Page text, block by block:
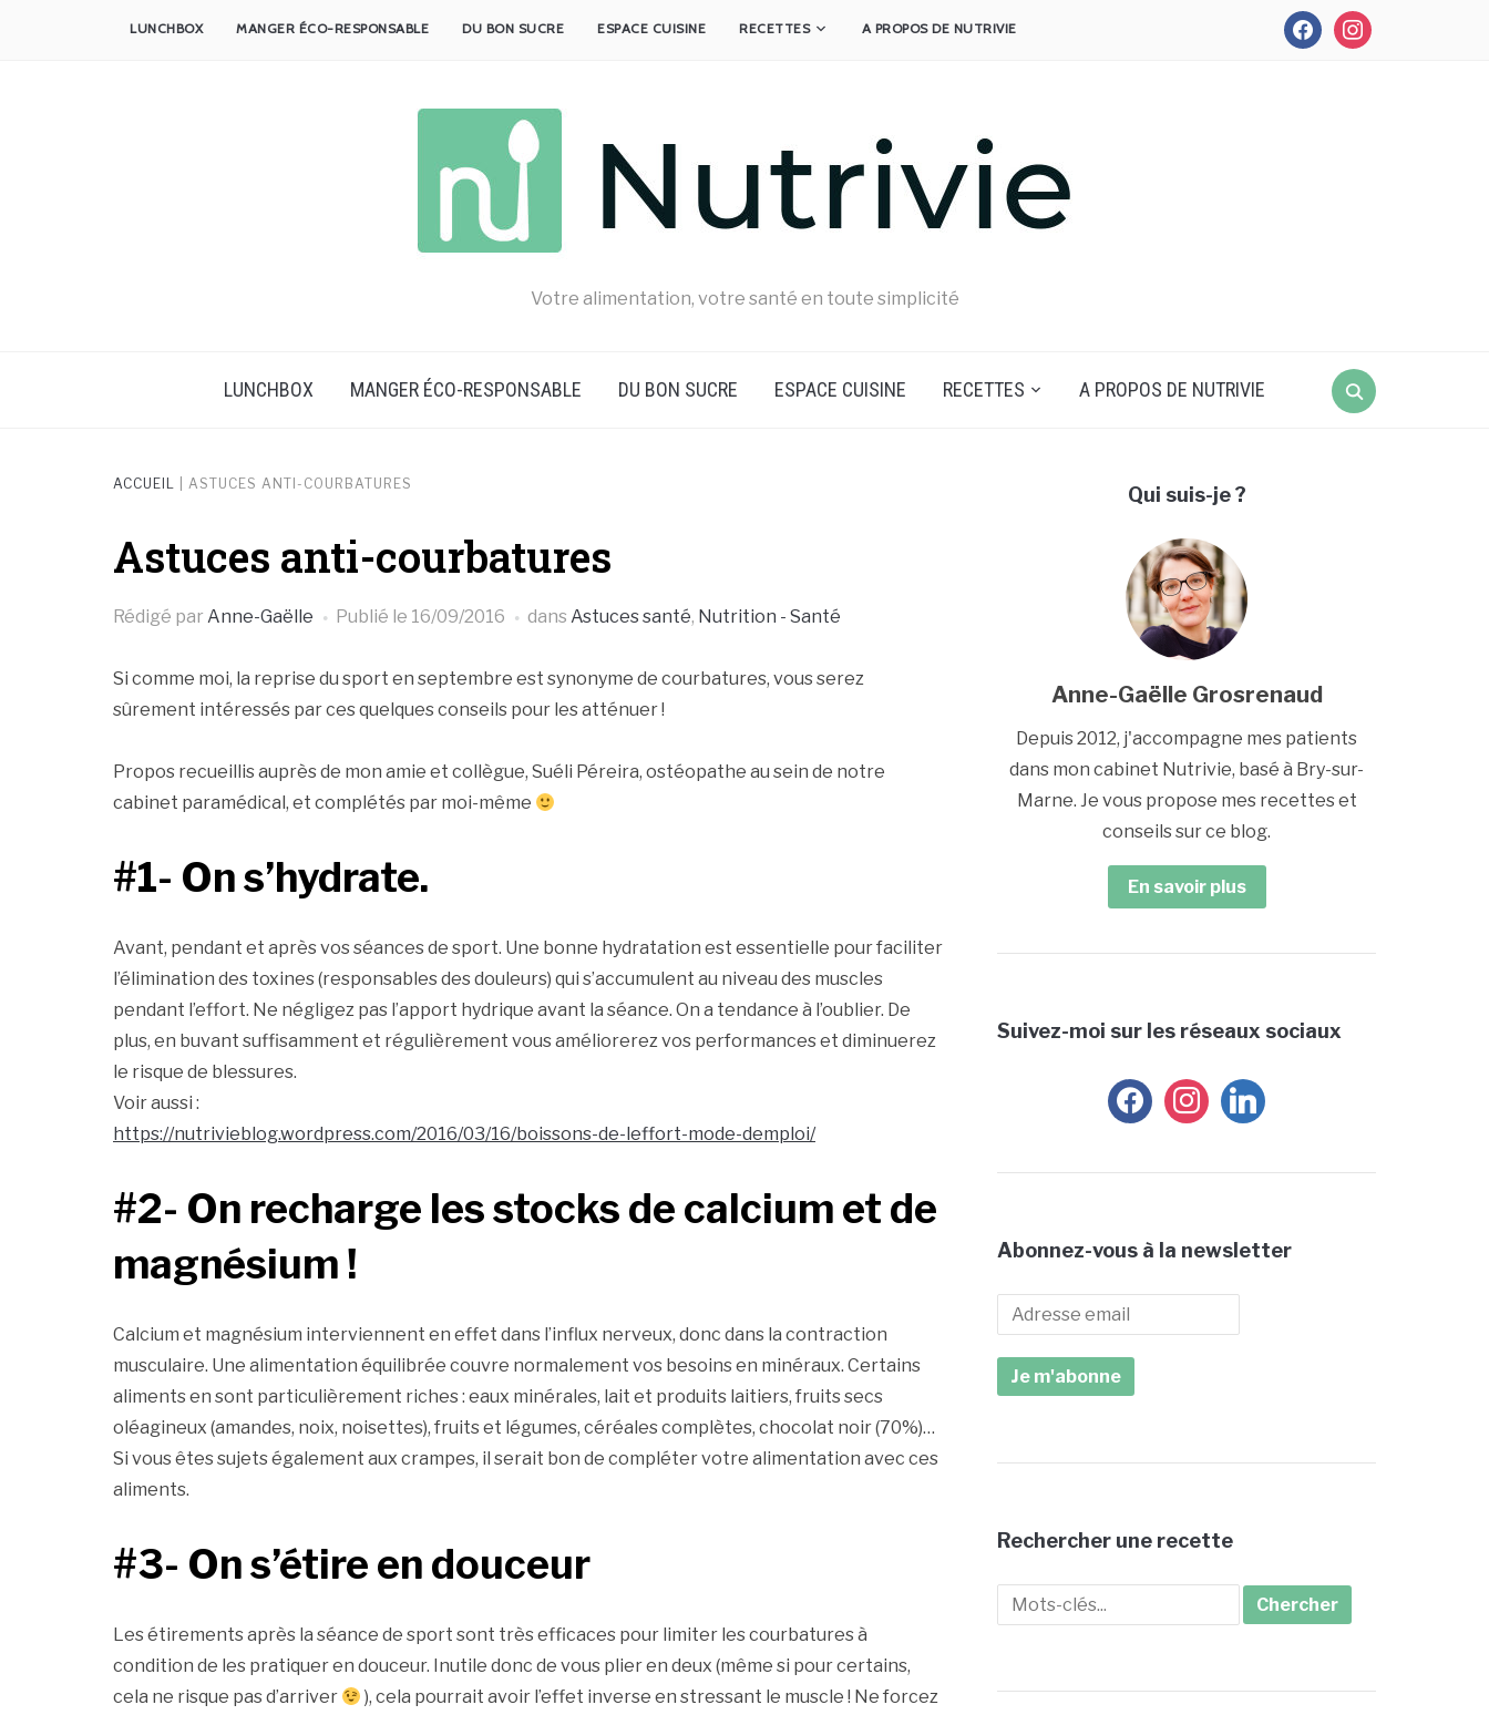
facebookinstagram
LUNCHBOX MANGER ÉCO-RESPONSABLE DU BON SUCRE ESPACE CUISINE RECETTES A PROPOS DE NUTRIVIE
Votre alimentation, votre santé en toute simplicité
Search
for:
LUNCHBOX MANGER ÉCO-RESPONSABLE DU BON SUCRE ESPACE CUISINE RECETTES A PROPOS DE NUTRIVIE
ACCUEIL ASTUCES ANTI-COURBATURES
Astuces anti-courbatures
Rédigé par Anne-Gaëlle Publié le 16/09/2016 dans Astuces santé, Nutrition - Santé
Si comme moi, la reprise du sport en septembre est synonyme de courbatures, vous serez
sûrement intéressés par ces quelques conseils pour les atténuer !
Propos recueillis auprès de mon amie et collègue, Suéli Péreira, ostéopathe au sein de notre
cabinet paramédical, et complétés par moi-même
#1- On s’hydrate.
Avant, pendant et après vos séances de sport. Une bonne hydratation est essentielle pour faciliter
l’élimination des toxines (responsables des douleurs) qui s’accumulent au niveau des muscles
pendant l’effort. Ne négligez pas l’apport hydrique avant la séance. On a tendance à l’oublier. De
plus, en buvant suffisamment et régulièrement vous améliorerez vos performances et diminuerez
le risque de blessures.
Voir aussi :
https://nutrivieblog.wordpress.com/2016/03/16/boissons-de-leffort-mode-demploi/
#2- On recharge les stocks de calcium et de
magnésium !
Calcium et magnésium interviennent en effet dans l’influx nerveux, donc dans la contraction
musculaire. Une alimentation équilibrée couvre normalement vos besoins en minéraux. Certains
aliments en sont particulièrement riches : eaux minérales, lait et produits laitiers, fruits secs
oléagineux (amandes, noix, noisettes), fruits et légumes, céréales complètes, chocolat noir (70%)…
Si vous êtes sujets également aux crampes, il serait bon de compléter votre alimentation avec ces
aliments.
#3- On s’étire en douceur
Les étirements après la séance de sport sont très efficaces pour limiter les courbatures à
condition de les pratiquer en douceur. Inutile donc de vous plier en deux (même si pour certains,
cela ne risque pas d’arriver
), cela pourrait avoir l’effet inverse en stressant le muscle ! Ne forcez
Qui suis-je ?
Anne-Gaëlle Grosrenaud
Depuis 2012, j'accompagne mes patients
dans mon cabinet Nutrivie, basé à Bry-sur-
Marne. Je vous propose mes recettes et
conseils sur ce blog.
En savoir plus
Suivez-moi sur les réseaux sociaux
facebookinstagramlinkedin
Abonnez-vous à la newsletter
Rechercher une recette
Search
for: